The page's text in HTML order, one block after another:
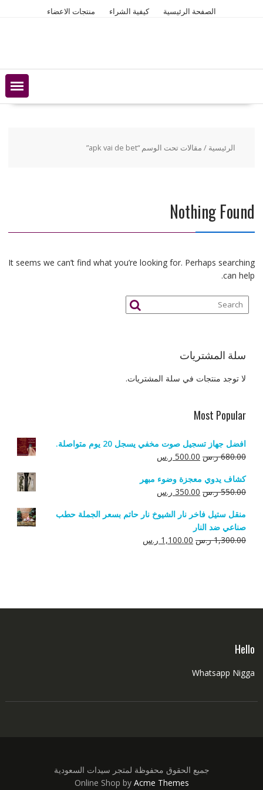
الصفحة الرئيسية كيفية الشراء منتجات الاعضاء
الرئيسية / مقالات تحت الوسم “apk vai de bet”
Nothing Found
It seems we can’t find what you’re looking for. Perhaps searching
can help.
سلة المشتريات
لا توجد منتجات في سلة المشتريات.
Most Popular
افضل جهاز تسجيل صوت مخفي يسجل 20 يوم متواصلة.
680.00 ر.س السعر
هو:
680.00 ر.س.
500.00 ر.سالسعر
هو:
500.00 ر.س.
كشاف يدوي معجزة وضوء مبهر
550.00 ر.س السعر
هو:
550.00 ر.س.
350.00 ر.سالسعر
هو:
منقل ستيل فاخر نار الشيوخ نار حاتم بسعر الجملة حطب
صناعي ضد النار
1,300.00 ر.س السعر
1,100.00 ر.سالسعر
Hello
Whatsapp Nigga
جميع الحقوق محفوظة لمتجر سيدات السعودية
Online Shop by Acme Themes